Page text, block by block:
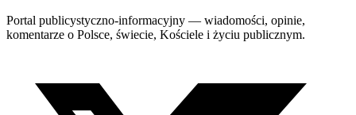
Portal publicystyczno-informacyjny — wiadomości, opinie,
komentarze o Polsce, świecie, Kościele i życiu publicznym.